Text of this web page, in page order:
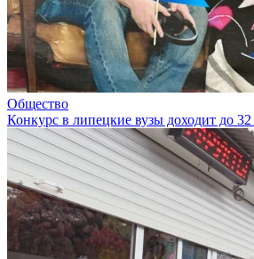
Общество
Конкурс в липецкие вузы доходит до 32